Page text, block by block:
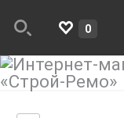
0